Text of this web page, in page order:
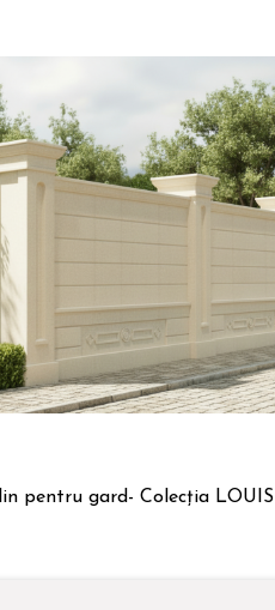
pentru gard- Colecția LOUIS